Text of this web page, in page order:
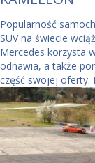
Popularność
SUV na świecie
Mercedes korzysta
odnawia, a także
część swojej oferty.